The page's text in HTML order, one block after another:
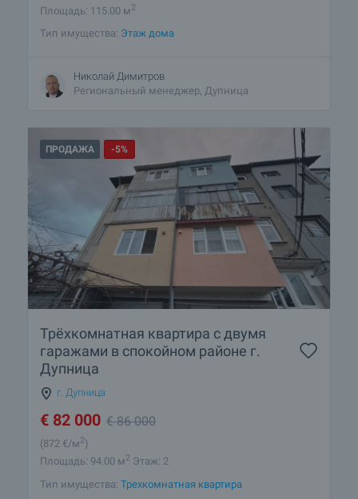
Площадь: 115.00 м2
Тип имущества: Этаж дома
Николай Димитров
Региональный менеджер, Дупница
ПРОДАЖА -5%
Трёхкомнатная квартира с двумя
гаражами в спокойном районе г.
Дупница
г. Дупница
€ 82 000 €86 000
(872 €/м2)
Площадь: 94.00 м2 Этаж: 2
Тип имущества: Трехкомнатная квартира